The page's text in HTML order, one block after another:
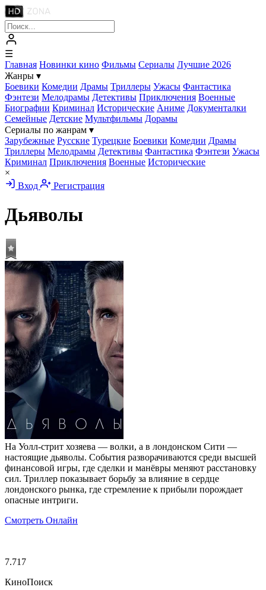
☰
Главная Новинки кино Фильмы Сериалы Лучшие 2026
Жанры ▾
Боевики Комедии Драмы Триллеры Ужасы Фантастика
Фэнтези Мелодрамы Детективы Приключения Военные
Биографии Криминал Исторические Аниме Документалки
Семейные Детские Мультфильмы Дорамы
Сериалы по жанрам ▾
Зарубежные Русские Турецкие Боевики Комедии Драмы
Триллеры Мелодрамы Детективы Фантастика Фэнтези Ужасы
Криминал Приключения Военные Исторические
×
Вход
Регистрация
Дьяволы
На Уолл-стрит хозяева — волки, а в лондонском Сити —
настоящие дьяволы. События разворачиваются среди высшей
финансовой игры, где сделки и манёвры меняют расстановку
сил. Триллер показывает борьбу за влияние в сердце
лондонского рынка, где стремление к прибыли порождает
опасные интриги.
Смотреть Онлайн
7.717
КиноПоиск